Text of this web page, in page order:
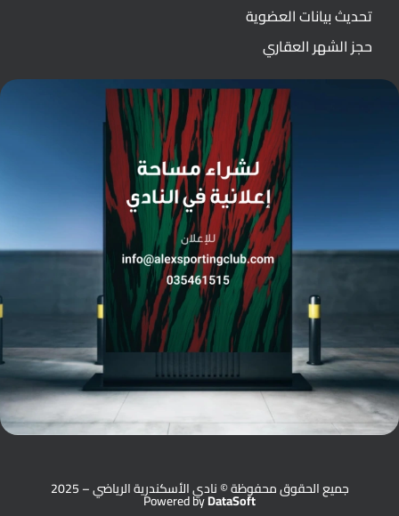
تحديث بيانات العضوية
حجز الشهر العقاري
جميع الحقوق محفوظة © نادي الأسكندرية الرياضي – 2025
Powered byDataSoft